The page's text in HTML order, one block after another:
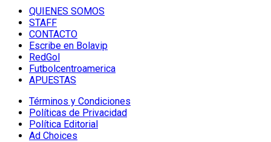
QUIENES SOMOS
STAFF
CONTACTO
Escribe en Bolavip
RedGol
Futbolcentroamerica
APUESTAS
Términos y Condiciones
Políticas de Privacidad
Política Editorial
Ad Choices